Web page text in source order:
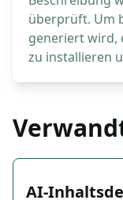
überprüft. Um
generiert wird,
zu installieren
AI-